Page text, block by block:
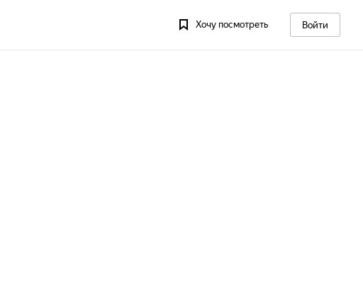
Хочу посмотреть Войти